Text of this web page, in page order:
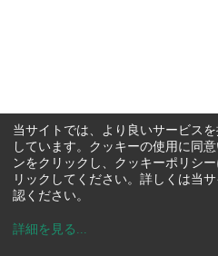
当サイトでは、より良いサービス
しています。クッキーの使用に同
ンをクリックし、クッキーポリシ
リックしてください。詳しくは当
認ください。
詳細を見る ...